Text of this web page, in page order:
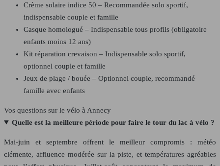
Crème solaire indice 50 – Recommandée solo sportif,
indispensable couple et famille
Casque homologué – Indispensable tous profils (obligatoire
enfants moins 12 ans)
Kit réparation crevaison – Indispensable solo sportif,
optionnel couple et famille
Jeux de plage / bouée – Optionnel couple, recommandé
famille avec enfants
Vos questions sur le vélo à Annecy
Quelle est la meilleure période pour faire le tour du lac à vélo ?
Mai-juin et septembre offrent le meilleur compromis : météo
clémente, affluence modérée sur la piste, et températures agréables